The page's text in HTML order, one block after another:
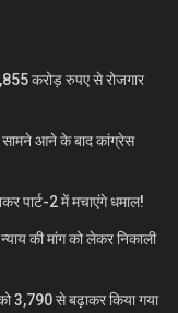
करोड़ रुपए से रोजगार
आने के बाद कांग्रेस
पार्ट-2 में मचाएंगे धमाल!
की मांग को लेकर निकाली
से बढ़ाकर किया गया